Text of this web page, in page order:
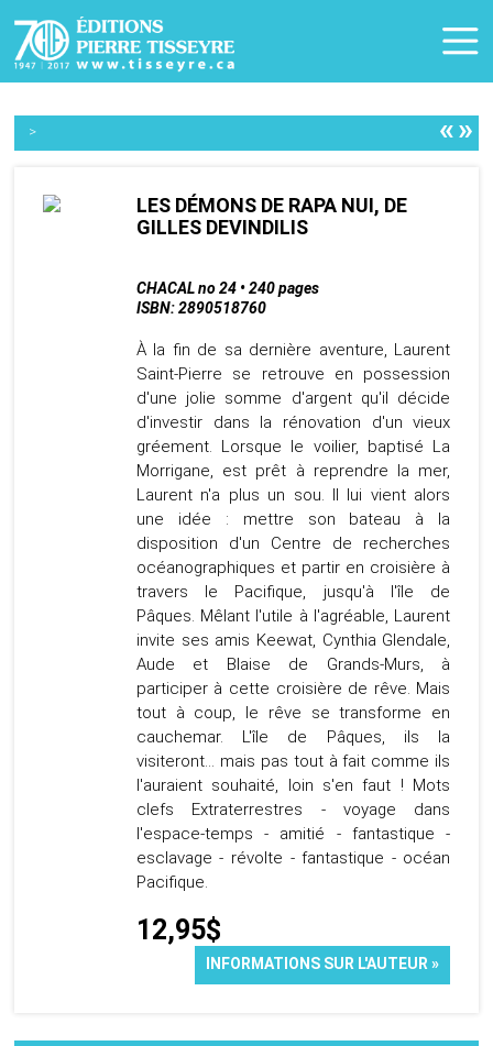
> «»
LES DÉMONS DE RAPA NUI, DE
GILLES DEVINDILIS
CHACAL no 24 • 240 pages
ISBN: 2890518760
À la fin de sa dernière aventure, Laurent
Saint-Pierre se retrouve en possession
d'une jolie somme d'argent qu'il décide
d'investir dans la rénovation d'un vieux
gréement. Lorsque le voilier, baptisé La
Morrigane, est prêt à reprendre la mer,
Laurent n'a plus un sou. Il lui vient alors
une idée : mettre son bateau à la
disposition d'un Centre de recherches
océanographiques et partir en croisière à
travers le Pacifique, jusqu'à l'île de
Pâques. Mêlant l'utile à l'agréable, Laurent
invite ses amis Keewat, Cynthia Glendale,
Aude et Blaise de Grands-Murs, à
participer à cette croisière de rêve. Mais
tout à coup, le rêve se transforme en
cauchemar. L'île de Pâques, ils la
visiteront… mais pas tout à fait comme ils
l'auraient souhaité, loin s'en faut ! Mots
clefs Extraterrestres - voyage dans
l'espace-temps - amitié - fantastique -
esclavage - révolte - fantastique - océan
Pacifique.
12,95$
INFORMATIONS SUR L'AUTEUR »